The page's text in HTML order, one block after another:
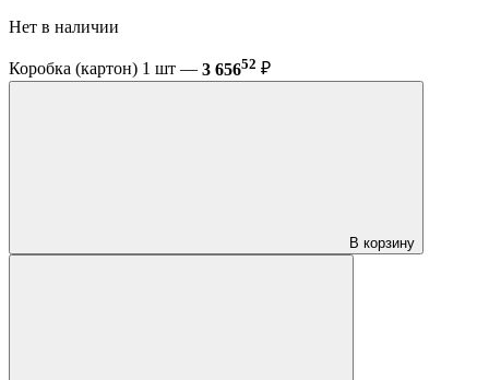
Нет в наличии
Коробка (картон) 1 шт — 3 65652 ₽
В корзину